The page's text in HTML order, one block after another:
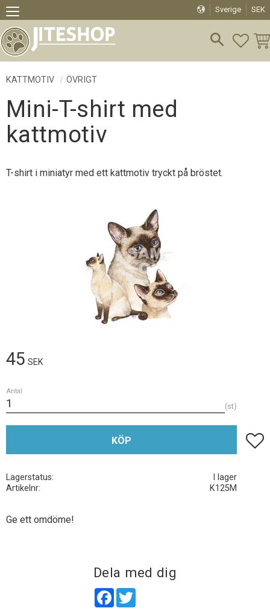
Meny
Sverige SEK
KATTMOTIV ÖVRIGT
Mini-T-shirt med
kattmotiv
T-shirt i miniatyr med ett kattmotiv tryckt på bröstet.
45 SEK
Antal
st
KÖP Lägg
Lagerstatus
I lager
Artikelnr
K125M
Ge ett omdöme!
Dela med dig
Facebook